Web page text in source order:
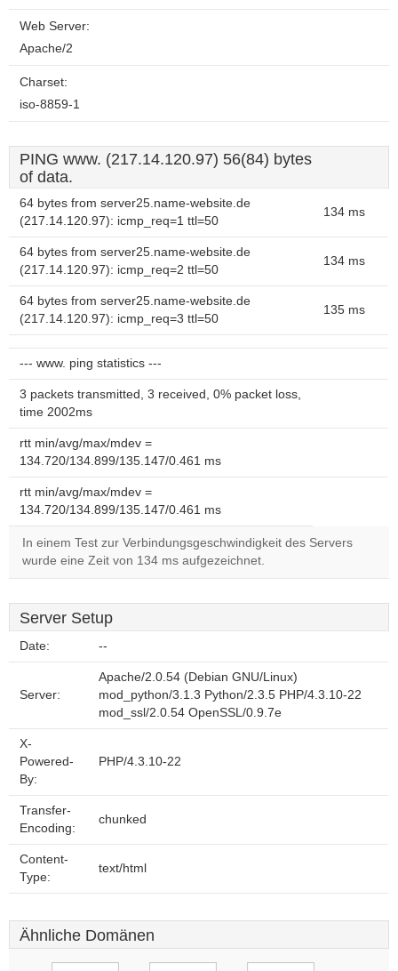
Web Server:
Apache/2
Charset:
iso-8859-1
PING www. (217.14.120.97) 56(84) bytes
of data.
64 bytes from server25.name-website.de
(217.14.120.97): icmp_req=1 ttl=50
134 ms
64 bytes from server25.name-website.de
(217.14.120.97): icmp_req=2 ttl=50
134 ms
64 bytes from server25.name-website.de
(217.14.120.97): icmp_req=3 ttl=50
135 ms
--- www. ping statistics ---
3 packets transmitted, 3 received, 0% packet loss,
time 2002ms
rtt min/avg/max/mdev =
134.720/134.899/135.147/0.461 ms
rtt min/avg/max/mdev =
134.720/134.899/135.147/0.461 ms
In einem Test zur Verbindungsgeschwindigkeit des Servers
wurde eine Zeit von 134 ms aufgezeichnet.
Server Setup
Date: --
Server:
Apache/2.0.54 (Debian GNU/Linux)
mod_python/3.1.3 Python/2.3.5 PHP/4.3.10-22
mod_ssl/2.0.54 OpenSSL/0.9.7e
X-
Powered-
By:
PHP/4.3.10-22
Transfer-
Encoding:
chunked
Content-
Type:
text/html
Ähnliche Domänen